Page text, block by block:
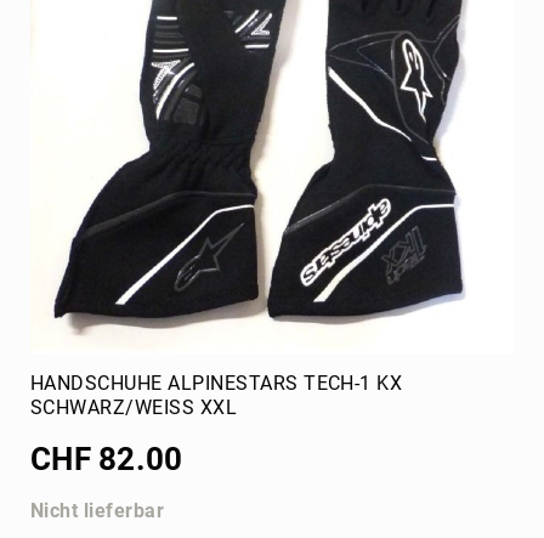
HANDSCHUHE ALPINESTARS TECH-1 KX
SCHWARZ/WEISS XXL
CHF 82.00
Nicht lieferbar